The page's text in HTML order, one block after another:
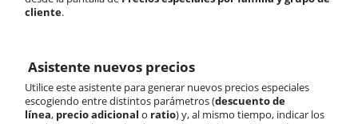
cliente.
Asistente nuevos precios
Utilice este asistente para generar nuevos precios especiales
escogiendo entre distintos parámetros (descuento de
línea, precio adicional o ratio) y, al mismo tiempo, indicar los